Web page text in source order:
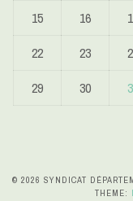
15
16
22
23
29
30
© 2026 SYNDICAT
THEME: